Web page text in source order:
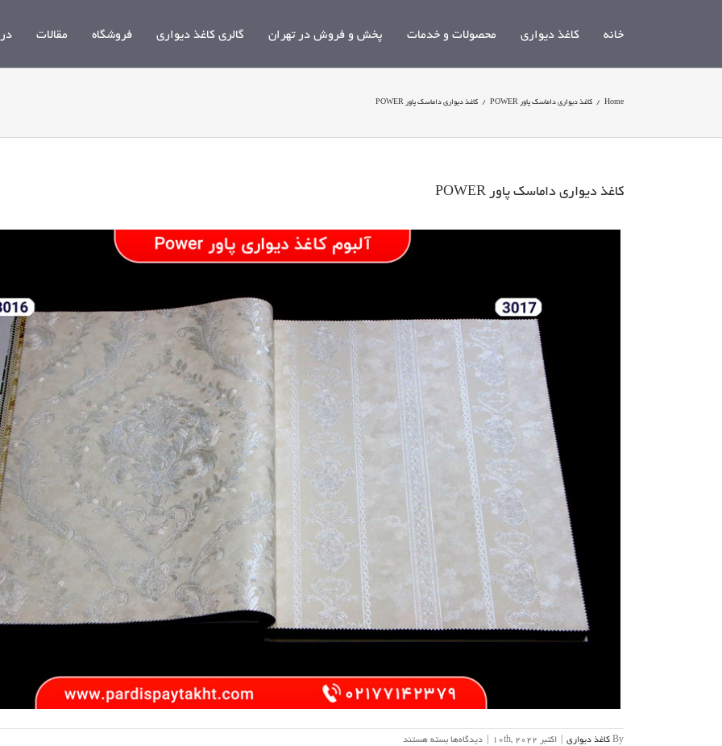
خانه کاغذ دیواری محصولات و خدمات پخش و فروش در تهران گالری کاغذ دیواری فروشگاه مقالات
Home
/ کاغذ دیواری داماسک پاور POWER / کاغذ دیواری داماسک پاور POWER
کاغذ دیواری داماسک پاور POWER
By کاغذ دیواری اکتبر 10th, 2022 دیدگاه‌ها برای
بسته هستند